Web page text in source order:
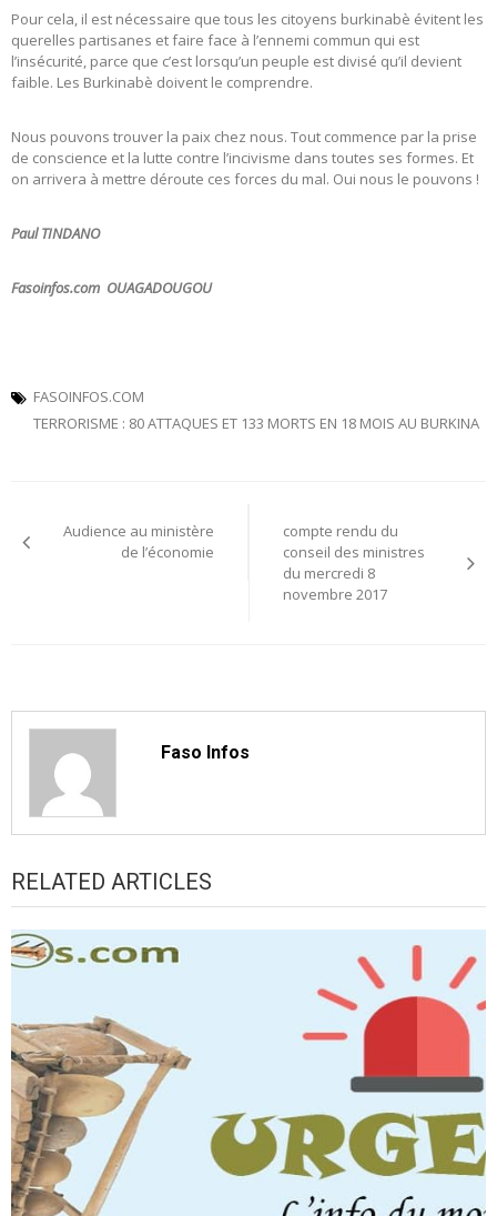
Pour cela, il est nécessaire que tous les citoyens burkinabè évitent les
querelles partisanes et faire face à l’ennemi commun qui est
l’insécurité, parce que c’est lorsqu’un peuple est divisé qu’il devient
faible. Les Burkinabè doivent le comprendre.
Nous pouvons trouver la paix chez nous. Tout commence par la prise
de conscience et la lutte contre l’incivisme dans toutes ses formes. Et
on arrivera à mettre déroute ces forces du mal. Oui nous le pouvons !
Paul TINDANO
Fasoinfos.com OUAGADOUGOU
FASOINFOS.COM
TERRORISME : 80 ATTAQUES ET 133 MORTS EN 18 MOIS AU BURKINA
de
Audience au ministère
de l’économie
compte rendu du
conseil des ministres
du mercredi 8
novembre 2017
Faso Infos
RELATED ARTICLES